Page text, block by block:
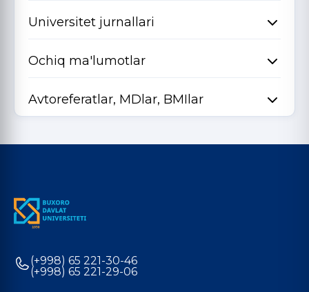
Universitet jurnallari
Ochiq ma'lumotlar
Avtoreferatlar, MDlar, BMIlar
(+998) 65 221-30-46
(+998) 65 221-29-06